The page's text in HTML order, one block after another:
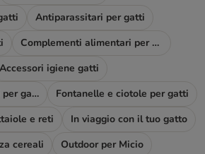
Antiparassitari per gatti
Complementi alimentari per gatti
Accessori igiene gatti
Cucce, lettini e cuscini per gatti
Fontanelle e ciotole per gatti
e reti
In viaggio con il tuo gatto
cereali
Outdoor per Micio